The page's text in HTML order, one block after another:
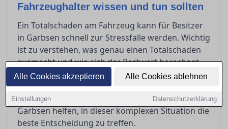
Alle Cookies akzeptieren Alle Cookies ablehnen
Einstellungen Datenschutzerklärung
Fahrzeughalter wissen und tun sollten
Ein Totalschaden am Fahrzeug kann für Besitzer
in Garbsen schnell zur Stressfalle werden. Wichtig
ist zu verstehen, was genau einen Totalschaden
ausmacht und wie sich der Restwert berechnet.
Zudem spielen Restwertbörsen häufig eine Rolle,
bei denen man jedoch Vorsicht walten lassen
sollte. Ein erfahrener Gutachter kann Ihnen in
Garbsen helfen, in dieser komplexen Situation die
beste Entscheidung zu treffen.